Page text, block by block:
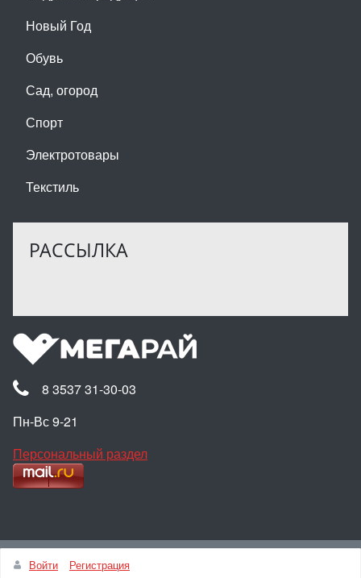
Новый Год
Обувь
Сад, огород
Спорт
Электротовары
Текстиль
РАССЫЛКА
8 3537 31-30-03
Пн-Вс 9-21
Персональный раздел
Войти
Регистрация